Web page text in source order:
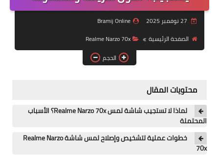
اندرويد
آيفون
ويندوز
Bramij Online
الصفحة الرئيسية
Realme Narzo 70x
الحجم
محتويات المقال
لماذا لا تستجيب شاشة لمس Realme Narzo 70x؟ الأسباب
المحتملة
خطوات عملية لتشخيص وإصلاح لمس شاشة Realme Narzo
70x